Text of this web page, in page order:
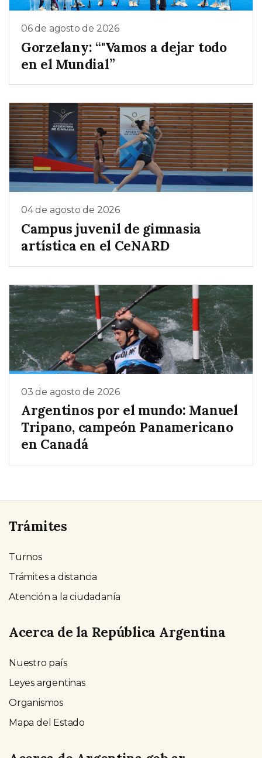
06 de agosto de 2026
Gorzelany: “"Vamos a dejar todo
en el Mundial”
04 de agosto de 2026
Campus juvenil de gimnasia
artística en el CeNARD
03 de agosto de 2026
Argentinos por el mundo: Manuel
Tripano, campeón Panamericano
en Canadá
Trámites
Turnos
Trámites a distancia
Atención a la ciudadanía
Acerca de la República Argentina
Nuestro país
Leyes argentinas
Organismos
Mapa del Estado